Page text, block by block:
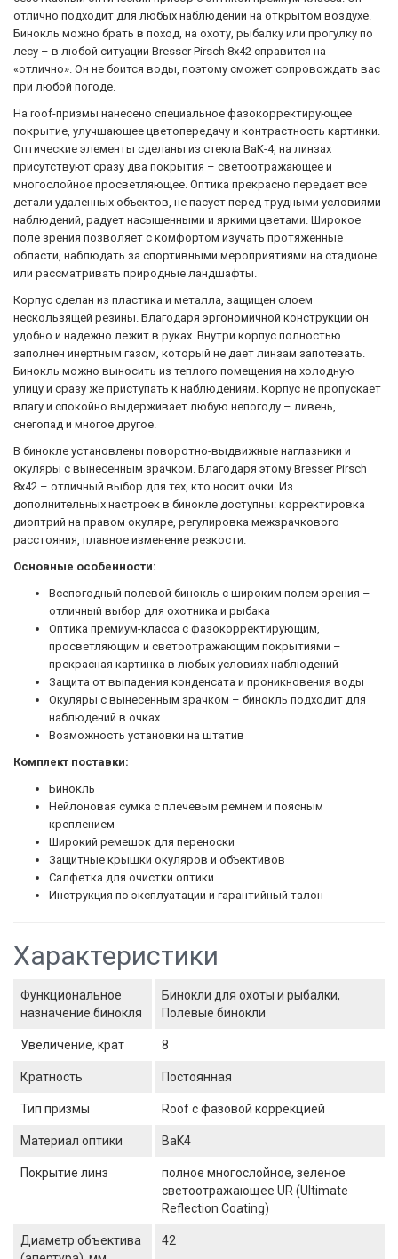
отлично подходит для любых наблюдений на открытом воздухе.
Бинокль можно брать в поход, на охоту, рыбалку или прогулку по
лесу – в любой ситуации Bresser Pirsch 8x42 справится на
«отлично». Он не боится воды, поэтому сможет сопровождать вас
при любой погоде.
На roof-призмы нанесено специальное фазокорректирующее
покрытие, улучшающее цветопередачу и контрастность картинки.
Оптические элементы сделаны из стекла BaK-4, на линзах
присутствуют сразу два покрытия – светоотражающее и
многослойное просветляющее. Оптика прекрасно передает все
детали удаленных объектов, не пасует перед трудными условиями
наблюдений, радует насыщенными и яркими цветами. Широкое
поле зрения позволяет с комфортом изучать протяженные
области, наблюдать за спортивными мероприятиями на стадионе
или рассматривать природные ландшафты.
Корпус сделан из пластика и металла, защищен слоем
нескользящей резины. Благодаря эргономичной конструкции он
удобно и надежно лежит в руках. Внутри корпус полностью
заполнен инертным газом, который не дает линзам запотевать.
Бинокль можно выносить из теплого помещения на холодную
улицу и сразу же приступать к наблюдениям. Корпус не пропускает
влагу и спокойно выдерживает любую непогоду – ливень,
снегопад и многое другое.
В бинокле установлены поворотно-выдвижные наглазники и
окуляры с вынесенным зрачком. Благодаря этому Bresser Pirsch
8x42 – отличный выбор для тех, кто носит очки. Из
дополнительных настроек в бинокле доступны: корректировка
диоптрий на правом окуляре, регулировка межзрачкового
расстояния, плавное изменение резкости.
Основные особенности:
Всепогодный полевой бинокль с широким полем зрения –
отличный выбор для охотника и рыбака
Оптика премиум-класса с фазокорректирующим,
просветляющим и светоотражающим покрытиями –
прекрасная картинка в любых условиях наблюдений
Защита от выпадения конденсата и проникновения воды
Окуляры с вынесенным зрачком – бинокль подходит для
наблюдений в очках
Возможность установки на штатив
Комплект поставки:
Бинокль
Нейлоновая сумка с плечевым ремнем и поясным
креплением
Широкий ремешок для переноски
Защитные крышки окуляров и объективов
Салфетка для очистки оптики
Инструкция по эксплуатации и гарантийный талон
Характеристики
Функциональное
назначение бинокля
Бинокли для охоты и рыбалки,
Полевые бинокли
Увеличение, крат 8
Кратность Постоянная
Тип призмы Roof с фазовой коррекцией
Материал оптики BaK4
Покрытие линз
полное многослойное, зеленое
светоотражающее UR (Ultimate
Reflection Coating)
Диаметр объектива
42